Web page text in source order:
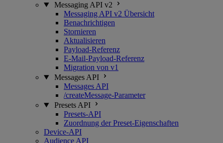
Messaging API v2
Messaging API v2 Übersicht
Benachrichtigen
Stornieren
Aktualisieren
Payload-Referenz
E-Mail-Payload-Referenz
Migration von v1
Messages API
Messages API
/createMessage-Parameter
Presets API
Presets-API
Zuordnung der Preset-Eigenschaften
Device-API
Audience API